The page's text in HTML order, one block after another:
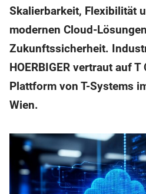
Skalierbarkeit, Flexibilität
modernen Cloud-
Zukunftssicherheit.
HOERBIGER vertraut auf
Plattform von T-Systems
Wien.